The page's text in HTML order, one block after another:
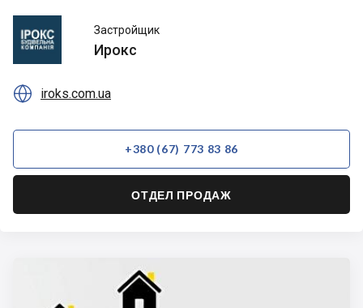
Застройщик
Ирокс
 iroks.com.ua
+380 (67) 773 83 86
ОТДЕЛ ПРОДАЖ